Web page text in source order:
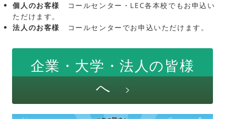
個人のお客様
コールセンター・LEC各本校でもお申込い
ただけます。
法人のお客様
コールセンターでお申込いただけます。
企業・大学・法人の皆様
へ